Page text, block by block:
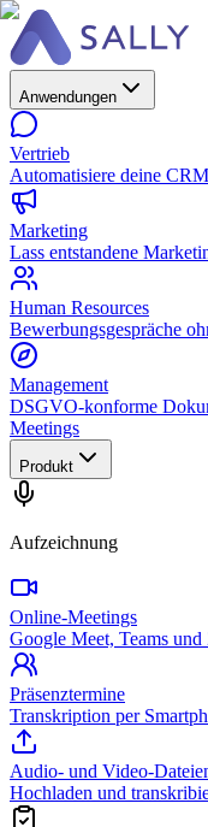
Anwendungen
Vertrieb
Automatisiere deine
Marketing
Lass entstandene
Human Resources
Bewerbungsgespräche
Management
DSGVO-konforme
Meetings
Produkt
Aufzeichnung
Online-Meetings
Google Meet, Teams und
Präsenztermine
Transkription per
Audio- und Video-
Hochladen und